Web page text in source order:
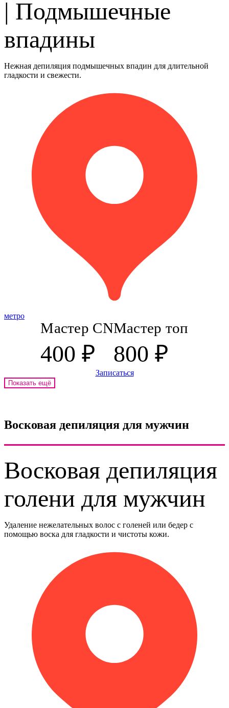
| Подмышечные
впадины
Нежная депиляция подмышечных впадин для длительной
гладкости и свежести.
метро
Мастер CN
400 ₽
Мастер топ
800 ₽
Записаться
Показать ещё
Восковая депиляция для мужчин
Восковая депиляция
голени для мужчин
Удаление нежелательных волос с голеней или бедер с
помощью воска для гладкости и чистоты кожи.